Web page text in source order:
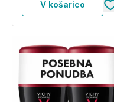
V košarico